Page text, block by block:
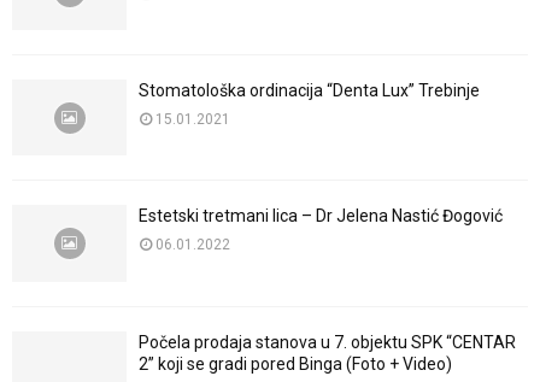
Stomatološka ordinacija “Denta Lux” Trebinje
15.01.2021
Estetski tretmani lica – Dr Jelena Nastić Đogović
06.01.2022
Počela prodaja stanova u 7. objektu SPK “CENTAR
2” koji se gradi pored Binga (Foto + Video)